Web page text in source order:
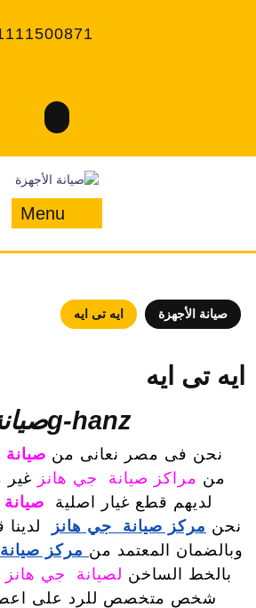
Menu
صيانة الأجهزة ايه تى ايه
ايه تى ايه
g-hanzصيانة
نحن فى مصر نعانى من
من مراكز صيانة جي هانز غير
لديهم قطع غيار اصلية
نحن مركز صيانة جي هانز
وبالضمان المعتمد من مركز
بالخط الساخن لصيانة جي هانز
شخص متخصص للرد على